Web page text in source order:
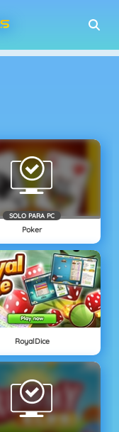
SOLO PARA PC
Poker
RoyalDice